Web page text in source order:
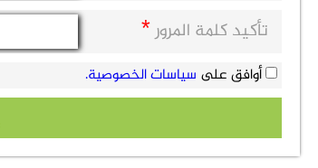
تأكيد كلمة المرور*
أوافق على سياسات الخصوصية.